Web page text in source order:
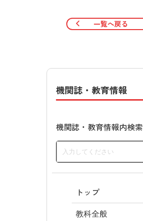
一覧へ戻る
機関誌・教育情報
機関誌・教育情報内検索
トップ
教科全般